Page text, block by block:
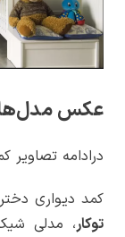
عکس مدل‌های
درادامه تصاویر
کمد دیواری
توکار، مدلی